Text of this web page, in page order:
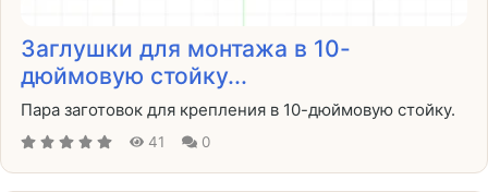
Заглушки для монтажа в 10-
дюймовую стойку...
Пара заготовок для крепления в 10-дюймовую стойку.
41 0